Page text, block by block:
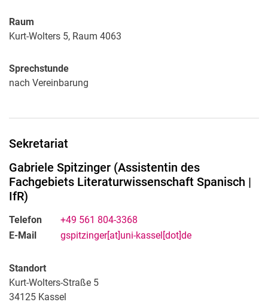
Raum
Kurt-Wolters 5, Raum 4063
Sprechstunde
nach Vereinbarung
Sekretariat
Gabriele Spitzinger (Assistentin des
Fachgebiets Literaturwissenschaft Spanisch |
IfR)
Telefon
+49 561 804-3368
E-Mail
gspitzinger[at]uni-kassel[dot]de
Standort
Kurt-Wolters-Straße 5
34125 Kassel